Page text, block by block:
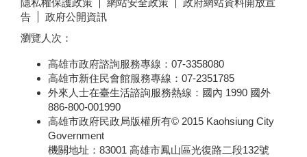
隱私權保護政策
網站安全政策
政府網站資料開放宣
告
政府公開資訊
瀏覽人次：
高雄市政府諮詢服務專線：07-3358080
高雄市新住民會館服務專線：07-2351785
外來人士在臺生活諮詢服務熱線：國內 1990 國外
886-800-001990
高雄市政府民政局版權所有© 2015 Kaohsiung City
Government
機關地址： 83001 高雄市鳳山區光復路二段132號